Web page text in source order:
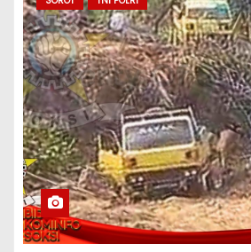
Terhadap Pelaku